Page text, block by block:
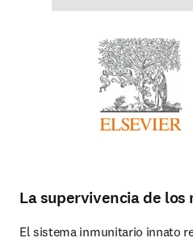
La supervivencia de los
El sistema inmunitario innato